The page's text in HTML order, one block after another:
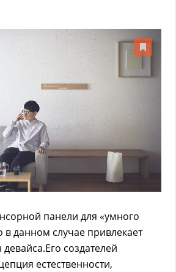
панели для «умного
в данном случае привлекает
создателей
естественности,